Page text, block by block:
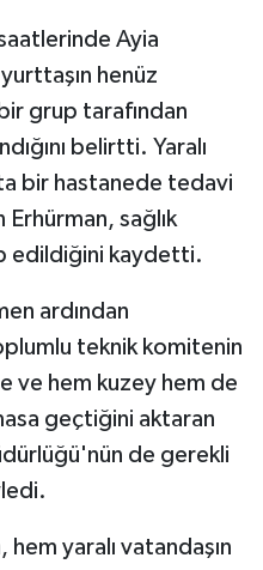
Ayia
henüz
grup tarafından
belirtti. Yaralı
bir hastanede tedavi
Erhürman, sağlık
edildiğini kaydetti.
ardından
teknik komitenin
ve hem kuzey hem de
geçtiğini aktaran
de gerekli
hem yaralı vatandaşın